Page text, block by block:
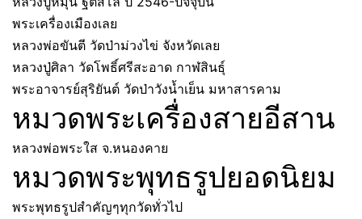
พระเครื่องเมืองเลย
หลวงพ่อขันตี วัดป่าม่วงไข่ จังหวัดเลย
หลวงปู่ศิลา วัดโพธิ์ศรีสะอาด กาฬสินธุ์
พระอาจารย์สุริยันต์ วัดป่าวังน้ำเย็น มหาสารคาม
หมวดพระเครื่องสายอีสาน
หลวงพ่อพระใส จ.หนองคาย
หมวดพระพุทธรูปยอดนิยม
พระพุทธรูปสำคัญๆทุกวัดทั่วไป